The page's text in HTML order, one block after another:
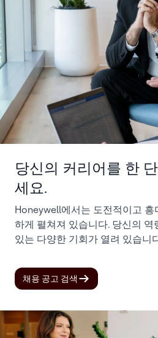
당신의 커리어를 한
세요.
Honeywell에서는 도전적이고
하게 펼쳐져 있습니다. 당신의 역
있는 다양한 기회가 열려 있습니
채용 공고 검색